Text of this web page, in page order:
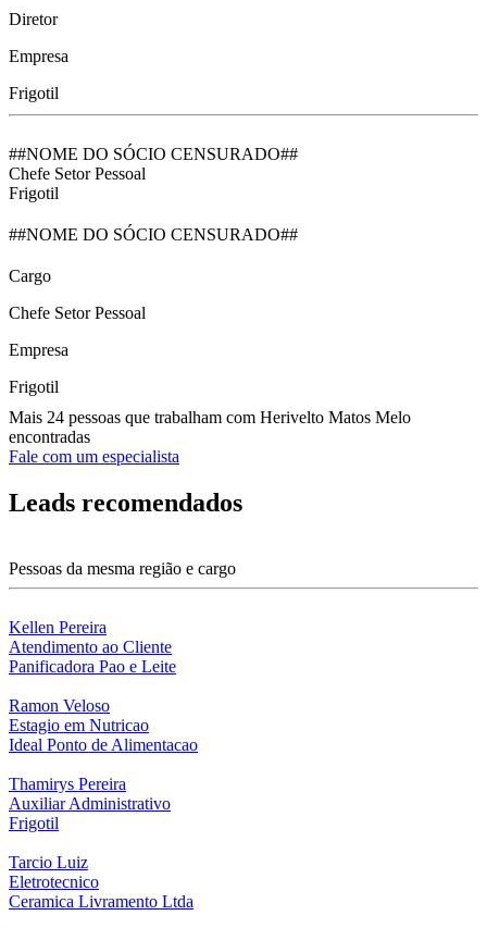
Diretor
Empresa
Frigotil
##NOME DO SÓCIO CENSURADO##
Chefe Setor Pessoal
Frigotil
##NOME DO SÓCIO CENSURADO##
Cargo
Chefe Setor Pessoal
Empresa
Frigotil
Mais 24 pessoas que trabalham com Herivelto Matos Melo
encontradas
Fale com um especialista
Leads recomendados
Pessoas da mesma região e cargo
Kellen Pereira
Atendimento ao Cliente
Panificadora Pao e Leite
Ramon Veloso
Estagio em Nutricao
Ideal Ponto de Alimentacao
Thamirys Pereira
Auxiliar Administrativo
Frigotil
Tarcio Luiz
Eletrotecnico
Ceramica Livramento Ltda